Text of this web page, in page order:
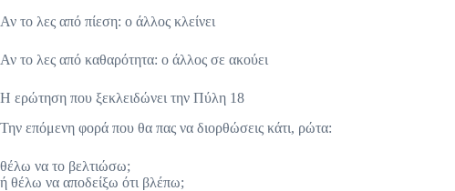
Αν το λες από πίεση: ο άλλος κλείνει
Αν το λες από καθαρότητα: ο άλλος σε ακούει
Η ερώτηση που ξεκλειδώνει την Πύλη 18
Την επόμενη φορά που θα πας να διορθώσεις κάτι, ρώτα:
θέλω να το βελτιώσω;
ή θέλω να αποδείξω ότι βλέπω;